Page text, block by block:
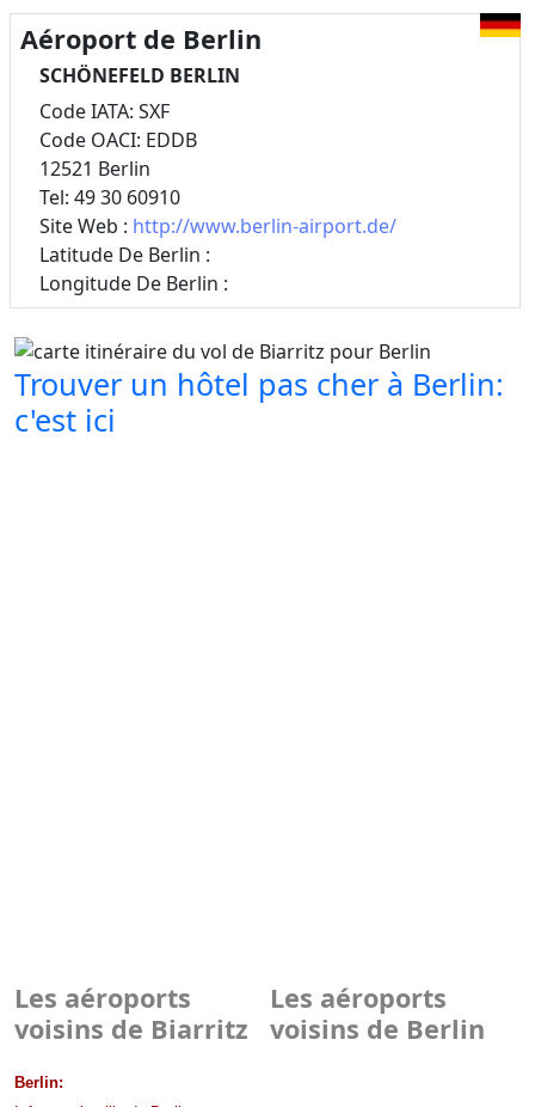
Aéroport de Berlin
SCHÖNEFELD BERLIN
Code IATA: SXF
Code OACI: EDDB
12521 Berlin
Tel: 49 30 60910
Site Web : http://www.berlin-airport.de/
Latitude De Berlin :
Longitude De Berlin :
Trouver un hôtel pas cher à Berlin:
c'est ici
Les aéroports
voisins de Biarritz
Les aéroports
voisins de Berlin
Berlin: